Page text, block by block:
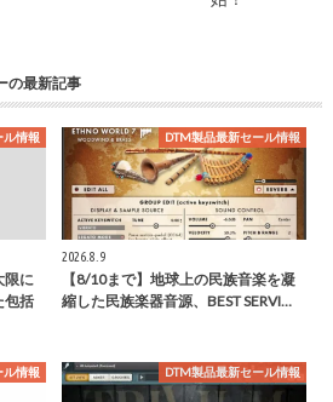
の最新記事
ル情報
限に
包括
DTM製品最新セール情報
2026.8.9
【8/10まで】地球上の民族音楽を凝
縮した民族楽器音源、BEST SERVI…
ル情報 DTM製品最新セール情報